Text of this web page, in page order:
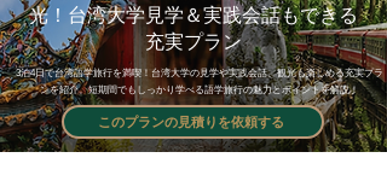
光！台湾大学見学＆実践会話もできる
充実プラン
3泊4日で台湾語学旅行を満喫！台湾大学の見学や実践会話、観光も楽しめる充実プラ
ンを紹介。短期間でもしっかり学べる語学旅行の魅力とポイントを解説！
このプランの見積りを依頼する